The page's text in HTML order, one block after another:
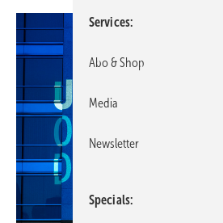
Services
Abo & Shop
Media
Newsletter
Specials